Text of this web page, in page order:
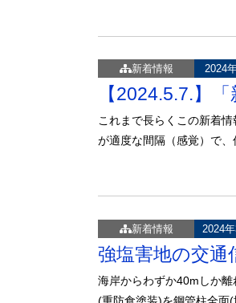
新着情報 2024
【2024.5.7.】
これまで長らくこの新着
が適度な間隔（感覚）で
新着情報 2024
強塩害地の交通
海岸からわずか40mしか